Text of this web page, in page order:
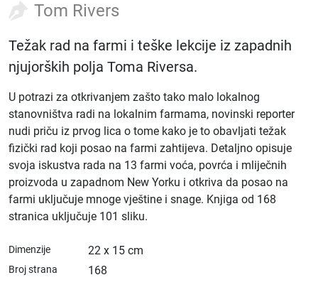
Tom Rivers
Težak rad na farmi i teške lekcije iz zapadnih
njujorških polja Toma Riversa.
U potrazi za otkrivanjem zašto tako malo lokalnog
stanovništva radi na lokalnim farmama, novinski reporter
nudi priču iz prvog lica o tome kako je to obavljati težak
fizički rad koji posao na farmi zahtijeva. Detaljno opisuje
svoja iskustva rada na 13 farmi voća, povrća i mliječnih
proizvoda u zapadnom New Yorku i otkriva da posao na
farmi uključuje mnoge vještine i snage. Knjiga od 168
stranica uključuje 101 sliku.
Dimenzije 22 x 15 cm
Broj strana 168